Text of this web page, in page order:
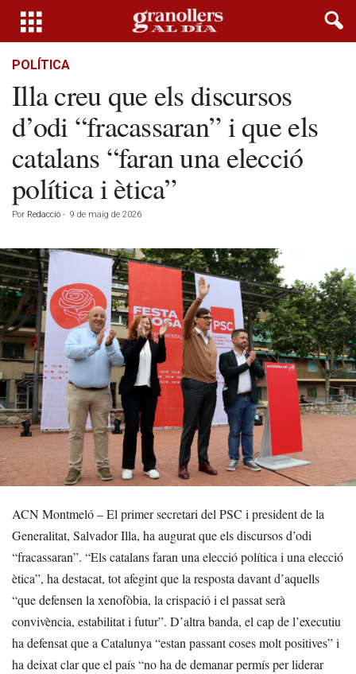
POLÍTICA
Illa creu que els discursos
d’odi “fracassaran” i que els
catalans “faran una elecció
política i ètica”
Por Redacció - 9 de maig de 2026
ACN Montmeló – El primer secretari del PSC i president de la
Generalitat, Salvador Illa, ha augurat que els discursos d’odi
“fracassaran”. “Els catalans faran una elecció política i una elecció
ètica”, ha destacat, tot afegint que la resposta davant d’aquells
“que defensen la xenofòbia, la crispació i el passat serà
convivència, estabilitat i futur”. D’altra banda, el cap de l’executiu
ha defensat que a Catalunya “estan passant coses molt positives” i
ha deixat clar que el país “no ha de demanar permís per liderar